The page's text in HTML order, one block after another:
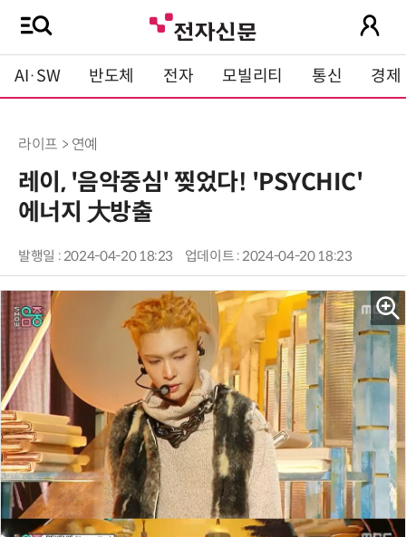
AI·SW 반도체 전자 모빌리티 통신 경제
라이프 > 연예
레이, '음악중심' 찢었다! 'PSYCHIC'
에너지 大방출
발행일 : 2024-04-20 18:23 업데이트 : 2024-04-20 18:23